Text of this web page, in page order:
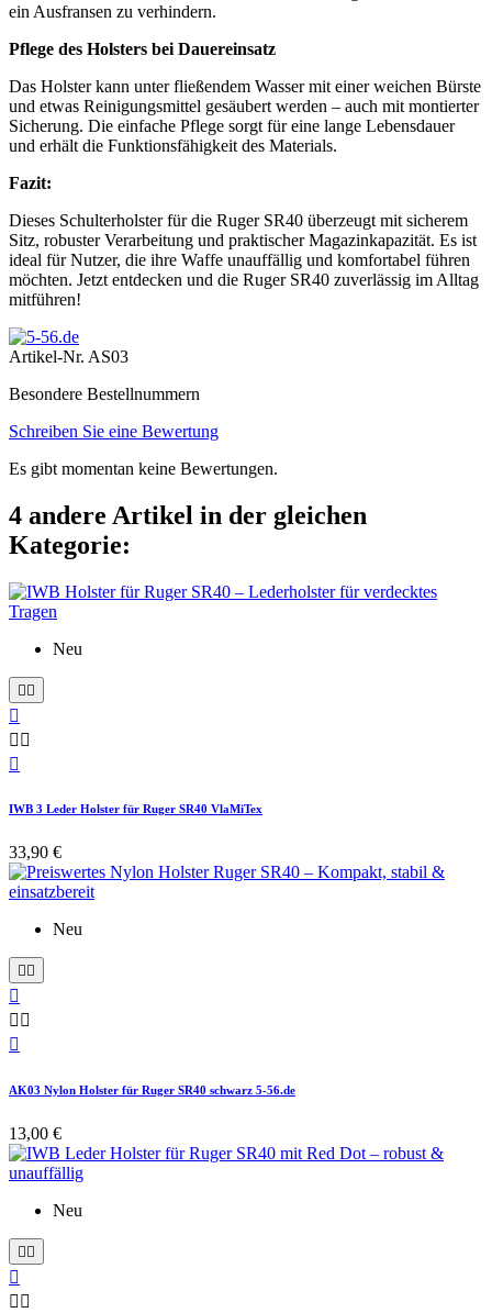
ein Ausfransen zu verhindern.
Pflege des Holsters bei Dauereinsatz
Das Holster kann unter fließendem Wasser mit einer weichen Bürste
und etwas Reinigungsmittel gesäubert werden – auch mit montierter
Sicherung. Die einfache Pflege sorgt für eine lange Lebensdauer
und erhält die Funktionsfähigkeit des Materials.
Fazit:
Dieses Schulterholster für die Ruger SR40 überzeugt mit sicherem
Sitz, robuster Verarbeitung und praktischer Magazinkapazität. Es ist
ideal für Nutzer, die ihre Waffe unauffällig und komfortabel führen
möchten. Jetzt entdecken und die Ruger SR40 zuverlässig im Alltag
mitführen!
Artikel-Nr. AS03
Besondere Bestellnummern
Schreiben Sie eine Bewertung
Es gibt momentan keine Bewertungen.
4 andere Artikel in der gleichen
Kategorie:
Neu


 

IWB 3 Leder Holster für Ruger SR40 VlaMiTex
33,90 €
Neu
 

 

AK03 Nylon Holster für Ruger SR40 schwarz 5-56.de
13,00 €
Neu
 

 